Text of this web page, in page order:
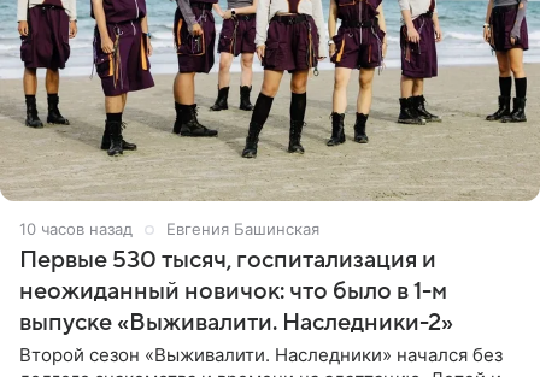
10 часов назад Евгения Башинская
Первые 530 тысяч, госпитализация и
неожиданный новичок: что было в 1-м
выпуске «Выживалити. Наследники-2»
Второй сезон «Выживалити. Наследники» начался без